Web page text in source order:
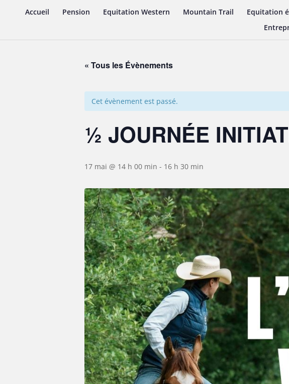
Accueil Pension Equitation Western Mountain Trail Equitation
« Tous les Évènements
Cet évènement est passé.
½ JOURNÉE
17 mai @ 14 h 00 min - 16 h 30 min